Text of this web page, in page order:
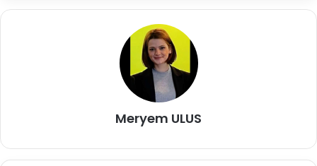
Meryem ULUS